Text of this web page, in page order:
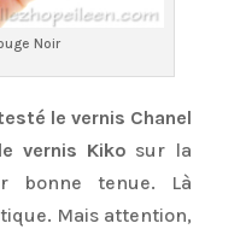
Noir
le vernis Chanel
vernis Kiko sur la
bonne tenue. Là
Mais attention,